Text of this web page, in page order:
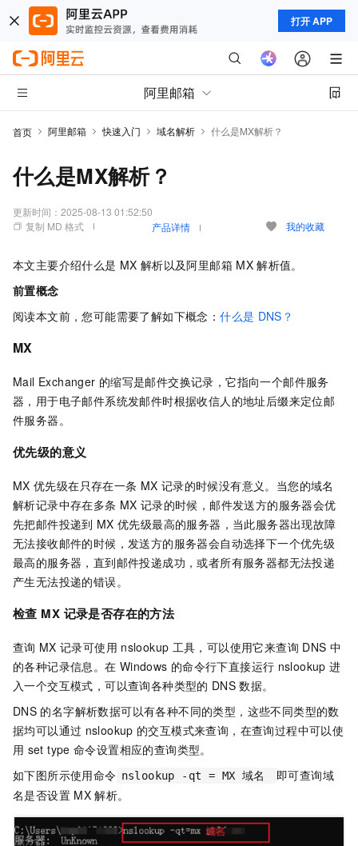
打开 APP
阿里邮箱
首页 阿里邮箱 快速入门 域名解析 什么是MX解析？
什么是MX解析？
更新时间： 2025-08-13 01:52:50
复制 MD 格式
产品详情 我的收藏
本文主要介绍什么是 MX 解析以及阿里邮箱 MX 解析值。
前置概念
阅读本文前，您可能需要了解如下概念：什么是 DNS？
MX
Mail Exchanger 的缩写是邮件交换记录，它指向一个邮件服务
器，用于电子邮件系统发邮件时根据收信人的地址后缀来定位邮
件服务器。
优先级的意义
MX 优先级在只存在一条 MX 记录的时候没有意义。当您的域名
解析记录中存在多条 MX 记录的时候，邮件发送方的服务器会优
先把邮件投递到 MX 优先级最高的服务器，当此服务器出现故障
无法接收邮件的时候，发送方的服务器会自动选择下一个优先级
最高的服务器，直到邮件投递成功，或者所有服务器都无法投递
产生无法投递的错误。
检查 MX 记录是否存在的方法
查询 MX 记录可使用 nslookup 工具，可以使用它来查询 DNS 中
的各种记录信息。在 Windows 的命令行下直接运行 nslookup 进
入一个交互模式，可以查询各种类型的 DNS 数据。
DNS 的名字解析数据可以有各种不同的类型，这些不同类型的数
据均可以通过 nslookup 的交互模式来查询，在查询过程中可以使
用 set type 命令设置相应的查询类型。
如下图所示使用命令 nslookup -qt = MX 域名
即可查询域
名是否设置 MX 解析。